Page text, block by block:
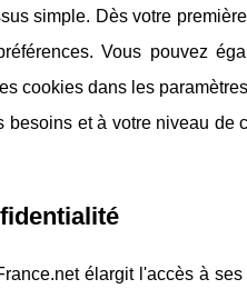
simple. Dès votre
Vous pouvez
cookies dans les
et à votre niveau de
élargit l'accès à